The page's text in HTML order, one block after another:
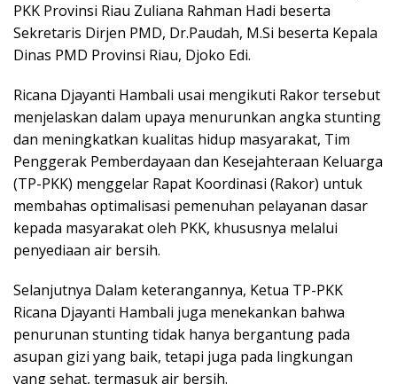
PKK Provinsi Riau Zuliana Rahman Hadi beserta
Sekretaris Dirjen PMD, Dr.Paudah, M.Si beserta Kepala
Dinas PMD Provinsi Riau, Djoko Edi.
Ricana Djayanti Hambali usai mengikuti Rakor tersebut
menjelaskan dalam upaya menurunkan angka stunting
dan meningkatkan kualitas hidup masyarakat, Tim
Penggerak Pemberdayaan dan Kesejahteraan Keluarga
(TP-PKK) menggelar Rapat Koordinasi (Rakor) untuk
membahas optimalisasi pemenuhan pelayanan dasar
kepada masyarakat oleh PKK, khususnya melalui
penyediaan air bersih.
Selanjutnya Dalam keterangannya, Ketua TP-PKK
Ricana Djayanti Hambali juga menekankan bahwa
penurunan stunting tidak hanya bergantung pada
asupan gizi yang baik, tetapi juga pada lingkungan
yang sehat, termasuk air bersih.